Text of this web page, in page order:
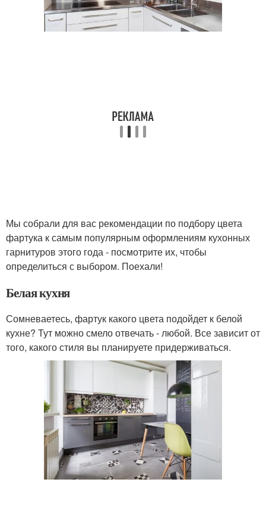
Мы собрали для вас рекомендации по подбору цвета
фартука к самым популярным оформлениям кухонных
гарнитуров этого года - посмотрите их, чтобы
определиться с выбором. Поехали!
Белая кухня
Сомневаетесь, фартук какого цвета подойдет к белой
кухне? Тут можно смело отвечать - любой. Все зависит от
того, какого стиля вы планируете придерживаться.